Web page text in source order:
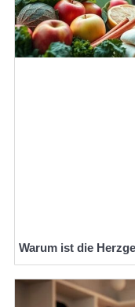
Warum ist die